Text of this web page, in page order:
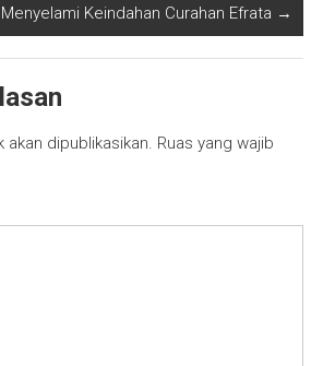
Menyelami Keindahan Curahan Efrata →
akan dipublikasikan. Ruas yang wajib